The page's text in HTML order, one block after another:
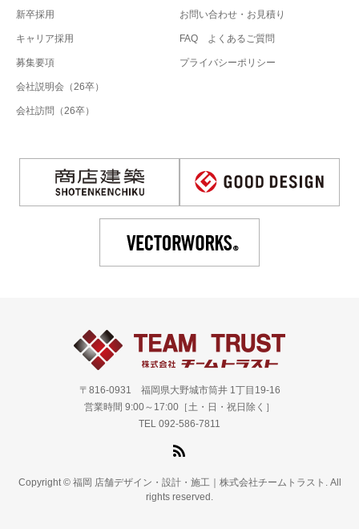
新卒採用
キャリア採用
募集要項
会社説明会（26卒）
会社訪問（26卒）
お問い合わせ・お見積り
FAQ よくあるご質問
プライバシーポリシー
〒816-0931 福岡県大野城市筒井 1丁目19-16
営業時間 9:00～17:00［土・日・祝日除く］
TEL 092-586-7811
Copyright © 福岡 店舗デザイン・設計・施工｜株式会社チームトラスト. All
rights reserved.